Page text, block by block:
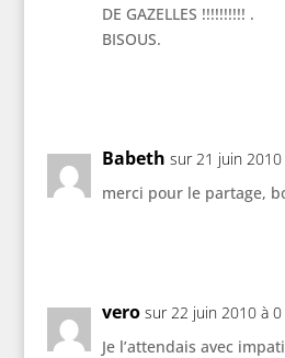
DE GAZELLES !!!!!!!!!! .
BISOUS.
Babeth sur 21 juin
merci pour le partage,
vero sur 22 juin 2010 à
Je l’attendais avec